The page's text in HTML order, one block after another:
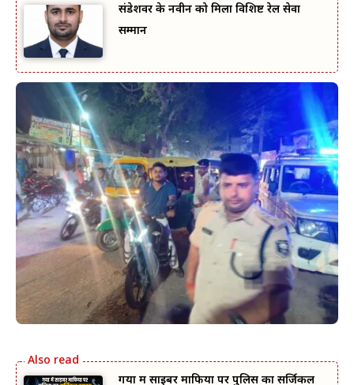
संडेशवर के नवीन को मिला विशिष्ट रेल सेवा
सम्मान
गया में साइबर माफिया पर पुलिस का सर्जिकल